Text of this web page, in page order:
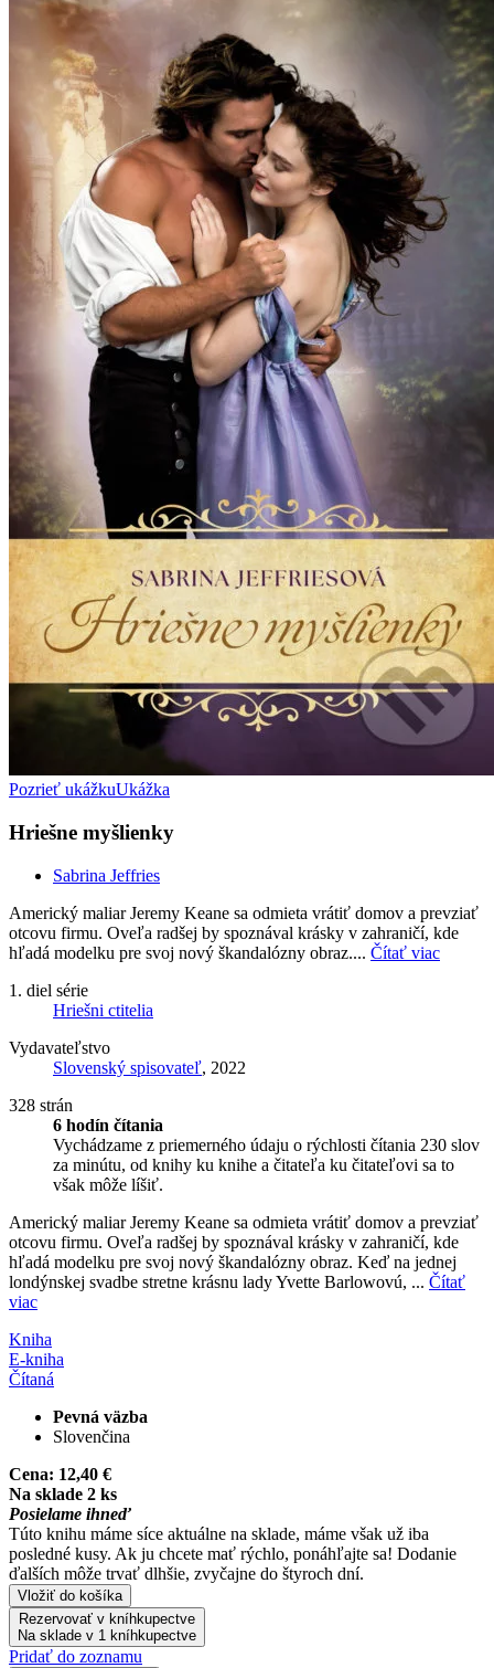
Pozrieť ukážkuUkážka
Hriešne myšlienky
Sabrina Jeffries
Americký maliar Jeremy Keane sa odmieta vrátiť domov a prevziať
otcovu firmu. Oveľa radšej by spoznával krásky v zahraničí, kde
hľadá modelku pre svoj nový škandalózny obraz.... Čítať viac
1. diel série
Hriešni ctitelia
Vydavateľstvo
Slovenský spisovateľ, 2022
328 strán
6 hodín čítania
Vychádzame z priemerného údaju o rýchlosti čítania 230 slov
za minútu, od knihy ku knihe a čitateľa ku čitateľovi sa to
však môže líšiť.
Americký maliar Jeremy Keane sa odmieta vrátiť domov a prevziať
otcovu firmu. Oveľa radšej by spoznával krásky v zahraničí, kde
hľadá modelku pre svoj nový škandalózny obraz. Keď na jednej
londýnskej svadbe stretne krásnu lady Yvette Barlowovú, ... Čítať
viac
Kniha
E-kniha
Čítaná
Pevná väzba
Slovenčina
Cena: 12,40 €
Na sklade 2 ks
Posielame ihneď
Túto knihu máme síce aktuálne na sklade, máme však už iba
posledné kusy. Ak ju chcete mať rýchlo, ponáhľajte sa! Dodanie
ďalších môže trvať dlhšie, zvyčajne do štyroch dní.
Vložiť do košíka
Rezervovať v kníhkupectve
Na sklade v 1 kníhkupectve
Pridať do zoznamu